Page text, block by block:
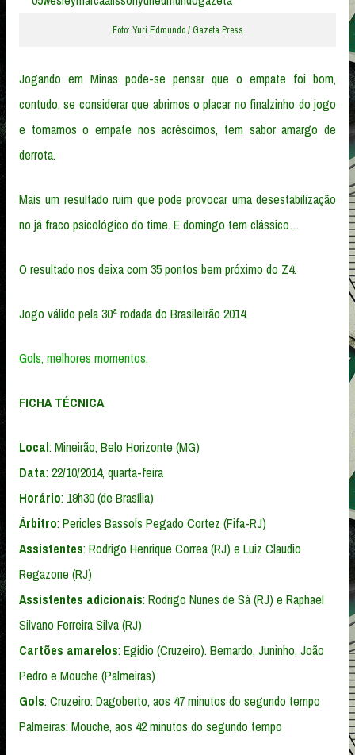
Foto: Yuri Edmundo / Gazeta Press
Jogando em Minas pode-se pensar que o empate foi bom,
contudo, se considerar que abrimos o placar no finalzinho do jogo
e tomamos o empate nos acréscimos, tem sabor amargo de
derrota.
Mais um resultado ruim que pode provocar uma desestabilização
no já fraco psicológico do time. E domingo tem clássico…
O resultado nos deixa com 35 pontos bem próximo do Z4.
Jogo válido pela 30ª rodada do Brasileirão 2014.
Gols, melhores momentos.
FICHA TÉCNICA
Local: Mineirão, Belo Horizonte (MG)
Data: 22/10/2014, quarta-feira
Horário: 19h30 (de Brasília)
Árbitro: Pericles Bassols Pegado Cortez (Fifa-RJ)
Assistentes: Rodrigo Henrique Correa (RJ) e Luiz Claudio
Regazone (RJ)
Assistentes adicionais: Rodrigo Nunes de Sá (RJ) e Raphael
Silvano Ferreira Silva (RJ)
Cartões amarelos: Egídio (Cruzeiro). Bernardo, Juninho, João
Pedro e Mouche (Palmeiras)
Gols: Cruzeiro: Dagoberto, aos 47 minutos do segundo tempo
Palmeiras: Mouche, aos 42 minutos do segundo tempo